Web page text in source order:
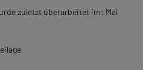
zuletzt überarbeitet im: Mai